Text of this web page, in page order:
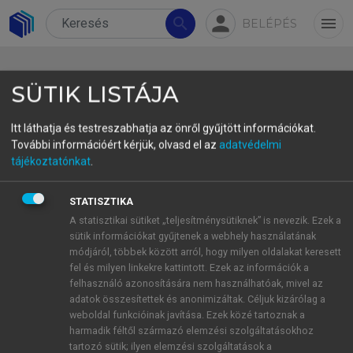
search person BELÉPÉS menu
3.5.5.3. Jövőbeli trendek: autonóm,
adatvezérelt és inkluzív mobilitás
Véleményünk szerint a jövő okos mobilitása három
meghatározó irány mentén fejlődik tovább:
Autonóm és önvezető mobilitás:Az önvezető
járművek (AV – Autonomous Vehicles) a
turizmusban a személyszállítás és városi
mobilitás forradalmát ígérik, igaz, egyelőre
sok ellentmondással és problémával
SÜTIK LISTÁJA
Itt láthatja és testreszabhatja az önről gyűjtött információkat.
További információért kérjük, olvasd el az adatvédelmi
tájékoztatónkat.
STATISZTIKA
A statisztikai sütiket „teljesítménysütiknek” is nevezik. Ezek a
sütik információkat gyűjtenek a webhely használatának
módjáról, többek között arról, hogy milyen oldalakat keresett
fel és milyen linkekre kattintott. Ezek az információk a
felhasználó azonosítására nem használhatóak, mivel az
adatok összesítettek és anonimizáltak. Céljuk kizárólag a
weboldal funkcióinak javítása. Ezek közé tartoznak a
harmadik féltől származó elemzési szolgáltatásokhoz
tartozó sütik; ilyen elemzési szolgáltatások a